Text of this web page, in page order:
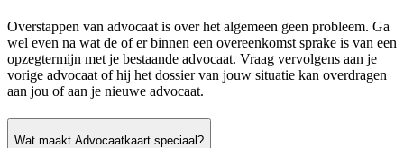
Overstappen van advocaat is over het algemeen geen probleem. Ga
wel even na wat de of er binnen een overeenkomst sprake is van een
opzegtermijn met je bestaande advocaat. Vraag vervolgens aan je
vorige advocaat of hij het dossier van jouw situatie kan overdragen
aan jou of aan je nieuwe advocaat.
Wat maakt Advocaatkaart speciaal?